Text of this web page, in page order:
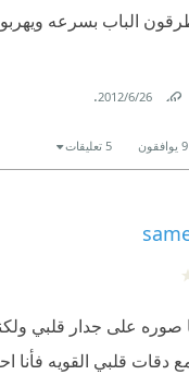
الباب بسرعه
26‏/6‏/2012
.
9 يوافقون 5 تعليقات
صوره على جدار قلبي
دقات قلبي القويه فأنا